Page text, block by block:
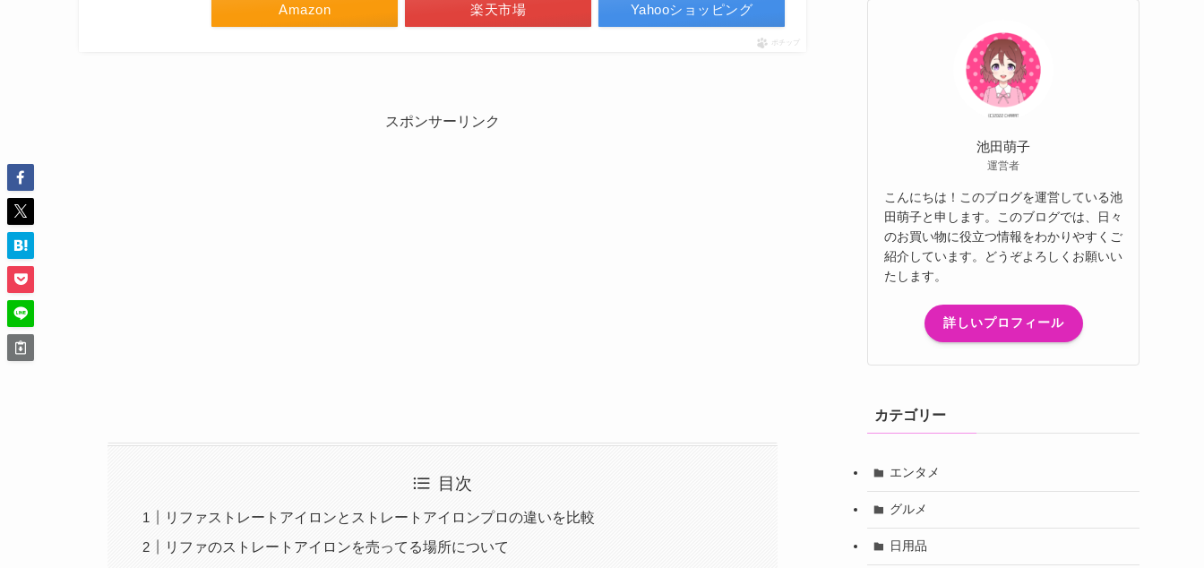
Amazon 楽天市場 Yahooショッピング
ポチップ
スポンサーリンク
目次
リファストレートアイロンとストレートアイロンプロの違いを比較
リファのストレートアイロンを売ってる場所について
池田萌子
運営者
こんにちは！このブログを運営している池
田萌子と申します。このブログでは、日々
のお買い物に役立つ情報をわかりやすくご
紹介しています。どうぞよろしくお願いい
たします。
詳しいプロフィール
カテゴリー
エンタメ
グルメ
日用品